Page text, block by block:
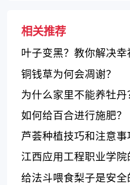
相关推荐
叶子变黑？教你解决
铜钱草为何会凋谢？
为什么家里不能养牡丹
如何给百合进行施肥？
芦荟种植技巧和注意
江西应用工程职业学
给法斗喂食梨子是安全